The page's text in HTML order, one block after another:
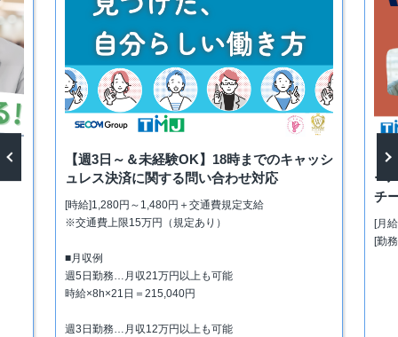
【週3日～＆未経験OK】18時までのキャッシ
ュレス決済に関する問い合わせ対応
[時給]1,280円～1,480円＋交通費規定支給
※交通費上限15万円（規定あり）
■月収例
週5日勤務…月収21万円以上も可能
時給×8h×21日＝215,040円
週3日勤務…月収12万円以上も可能
【
ー
チ
[月
[勤
Next